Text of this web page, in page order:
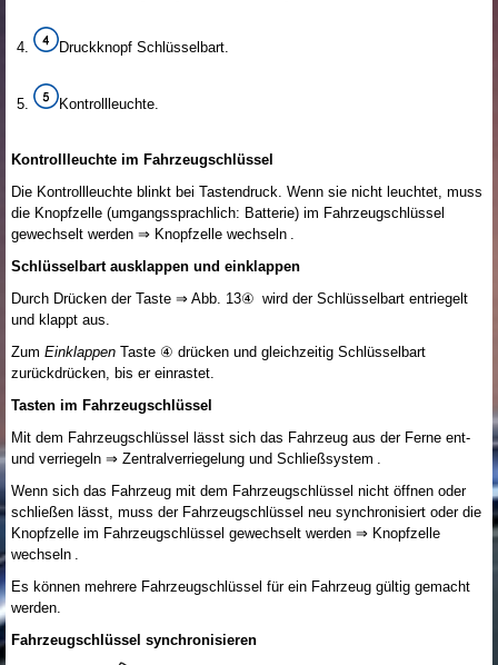
Druckknopf Schlüsselbart.
Kontrollleuchte.
Kontrollleuchte im Fahrzeugschlüssel
Die Kontrollleuchte blinkt bei Tastendruck. Wenn sie nicht leuchtet, muss
die Knopfzelle (umgangssprachlich: Batterie) im Fahrzeugschlüssel
gewechselt werden ⇒ Knopfzelle wechseln .
Schlüsselbart ausklappen und einklappen
Durch Drücken der Taste ⇒ Abb. 13④ wird der Schlüsselbart entriegelt
und klappt aus.
Zum Einklappen Taste ④ drücken und gleichzeitig Schlüsselbart
zurückdrücken, bis er einrastet.
Tasten im Fahrzeugschlüssel
Mit dem Fahrzeugschlüssel lässt sich das Fahrzeug aus der Ferne ent-
und verriegeln ⇒ Zentralverriegelung und Schließsystem .
Wenn sich das Fahrzeug mit dem Fahrzeugschlüssel nicht öffnen oder
schließen lässt, muss der Fahrzeugschlüssel neu synchronisiert oder die
Knopfzelle im Fahrzeugschlüssel gewechselt werden ⇒ Knopfzelle
wechseln .
Es können mehrere Fahrzeugschlüssel für ein Fahrzeug gültig gemacht
werden.
Fahrzeugschlüssel synchronisieren